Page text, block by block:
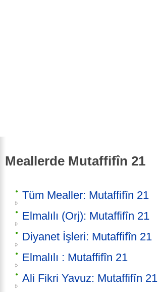
Meallerde Mutaffifîn 21
Tüm Mealler: Mutaffifîn 21
Elmalılı (Orj): Mutaffifîn 21
Diyanet İşleri: Mutaffifîn 21
Elmalılı : Mutaffifîn 21
Ali Fikri Yavuz: Mutaffifîn 21